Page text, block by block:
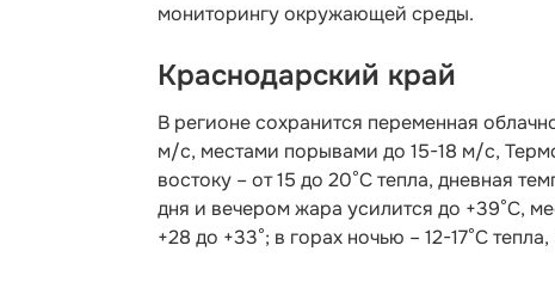
мониторингу окружающей среды.
Краснодарский край
В регионе сохранится переменная
м/с, местами порывами до 15-18 м/с,
востоку – от 15 до 20°С тепла, дневная
дня и вечером жара усилится до +39°С,
+28 до +33°; в горах ночью – 12-17°С